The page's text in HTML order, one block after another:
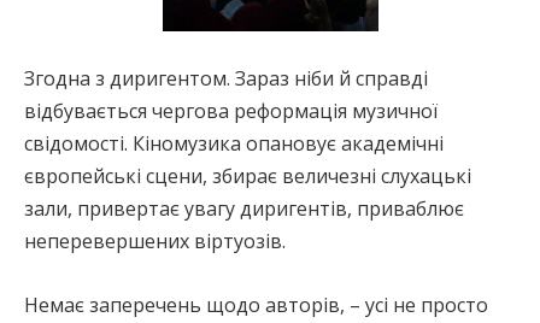
Згодна з диригентом. Зараз ніби й справді
відбувається чергова реформація музичної
свідомості. Кіномузика опановує академічні
європейські сцени, збирає величезні слухацькі
зали, привертає увагу диригентів, приваблює
неперевершених віртуозів.
Немає заперечень щодо авторів, – усі не просто